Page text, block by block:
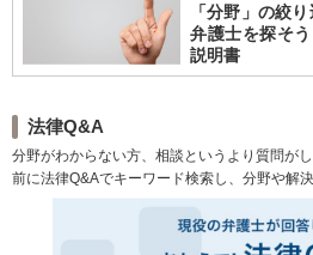
「分野」の絞
弁護士を探そ
説明書
法律Q&A
分野がわからない方、相談というより質問が
前に法律Q&Aでキーワード検索し、分野や解